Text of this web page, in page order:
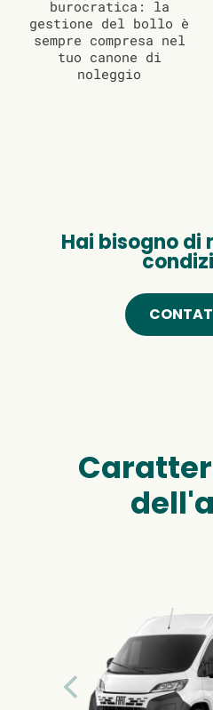
burocratica: la
gestione del bollo è
sempre compresa nel
tuo canone di
noleggio
Hai bisogno di